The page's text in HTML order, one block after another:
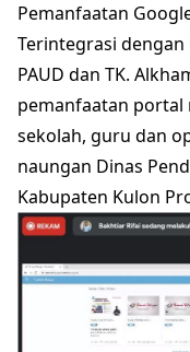
Pemanfaatan
Terintegrasi dengan
PAUD dan TK.
pemanfaatan portal
sekolah, guru dan
naungan Dinas
Kabupaten Kulon